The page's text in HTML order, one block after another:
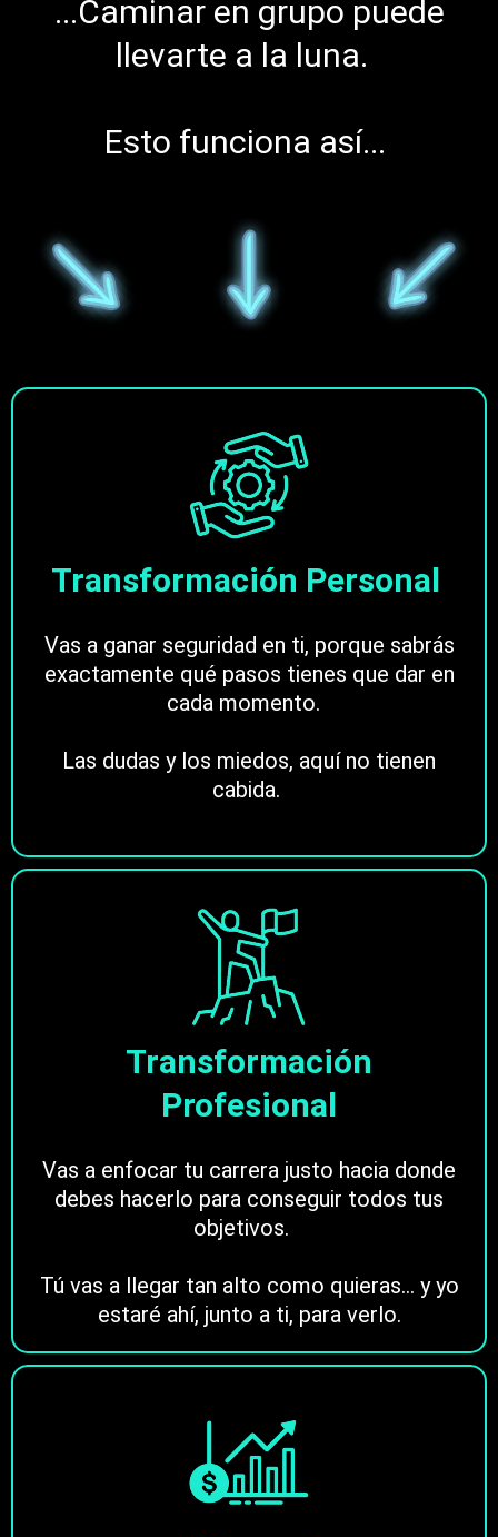
...Caminar en grupo puede
llevarte a la luna.
Esto funciona así...
Transformación Personal
Vas a ganar seguridad en ti, porque sabrás
exactamente qué pasos tienes que dar en
cada momento.
Las dudas y los miedos, aquí no tienen
cabida.
Transformación
Profesional
Vas a enfocar tu carrera justo hacia donde
debes hacerlo para conseguir todos tus
objetivos.
Tú vas a llegar tan alto como quieras... y yo
estaré ahí, junto a ti, para verlo.